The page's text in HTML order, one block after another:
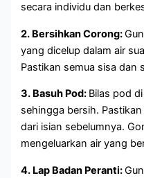
secara individu dan
2. Bersihkan Corong:
yang dicelup dalam air
Pastikan semua sisa dan
3. Basuh Pod: Bilas pod
sehingga bersih.
dari isian sebelumnya.
mengeluarkan air yang
4. Lap Badan Peranti: